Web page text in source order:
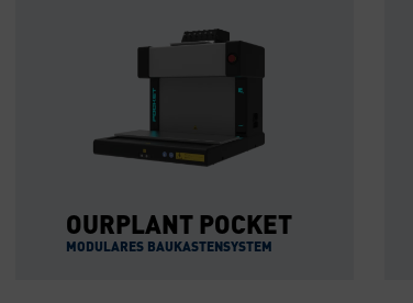
OURPLANT POCKET
MODULARES BAUKASTENSYSTEM